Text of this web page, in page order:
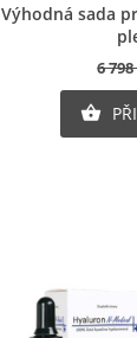
Výhodná sada
6
